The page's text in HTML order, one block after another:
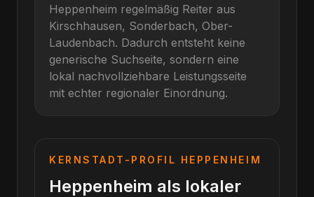
Heppenheim regelmäßig Reiter aus
Kirschhausen, Sonderbach, Ober-
Laudenbach. Dadurch entsteht keine
generische Suchseite, sondern eine
lokal nachvollziehbare Leistungsseite
mit echter regionaler Einordnung.
KERNSTADT-PROFIL HEPPENHEIM
Heppenheim als lokaler